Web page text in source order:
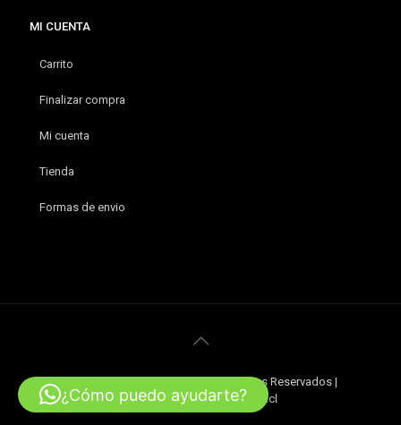
MI CUENTA
Carrito
Finalizar compra
Mi cuenta
Tienda
Formas de envio
© 2020 MXTREME. Todos los Derechos Reservados |
Desarrollado por PLANBOX.cl
¿Cómo puedo ayudarte?